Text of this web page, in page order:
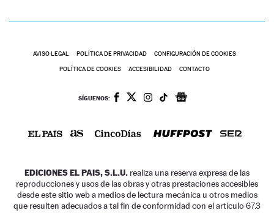
AVISO LEGAL POLÍTICA DE PRIVACIDAD CONFIGURACIÓN DE COOKIES
POLÍTICA DE COOKIES ACCESIBILIDAD CONTACTO
SÍGUENOS:
EDICIONES EL PAIS, S.L.U. realiza una reserva expresa de las
reproducciones y usos de las obras y otras prestaciones accesibles
desde este sitio web a medios de lectura mecánica u otros medios
que resulten adecuados a tal fin de conformidad con el artículo 67.3